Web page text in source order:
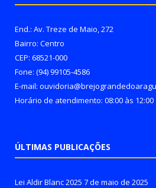
End.: Av. Treze de Maio, 272
Bairro: Centro
CEP: 68521-000
Fone: (94) 99105-4586
E-mail:
Horário de atendimento: 08:00 às 12:00
ÚLTIMAS PUBLICAÇÕES
Lei Aldir Blanc 2025 7 de maio de 2025